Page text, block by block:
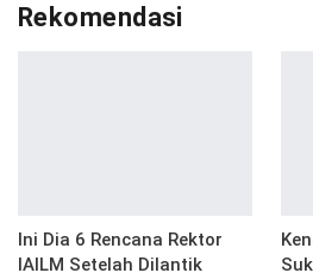
Rekomendasi
Ini Dia 6 Rencana Rektor
IAILM Setelah Dilantik